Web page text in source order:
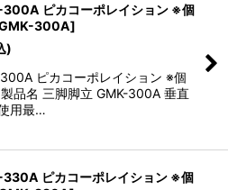
300A ピカコーポレイション ※個
300A]
)
ピカコーポレイション ※個
品名 三脚脚立 GMK-300A 垂直
用最…
330A ピカコーポレイション ※個